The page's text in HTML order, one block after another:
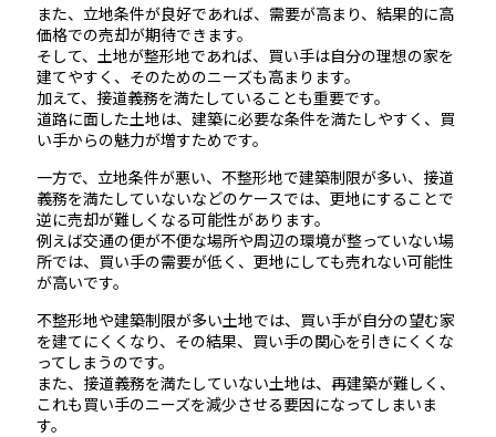
また、立地条件が良好であれば、需要が高まり、結果的に高
価格での売却が期待できます。
そして、土地が整形地であれば、買い手は自分の理想の家を
建てやすく、そのためのニーズも高まります。
加えて、接道義務を満たしていることも重要です。
道路に面した土地は、建築に必要な条件を満たしやすく、買
い手からの魅力が増すためです。
一方で、立地条件が悪い、不整形地で建築制限が多い、接道
義務を満たしていないなどのケースでは、更地にすることで
逆に売却が難しくなる可能性があります。
例えば交通の便が不便な場所や周辺の環境が整っていない場
所では、買い手の需要が低く、更地にしても売れない可能性
が高いです。
不整形地や建築制限が多い土地では、買い手が自分の望む家
を建てにくくなり、その結果、買い手の関心を引きにくくな
ってしまうのです。
また、接道義務を満たしていない土地は、再建築が難しく、
これも買い手のニーズを減少させる要因になってしまいま
す。